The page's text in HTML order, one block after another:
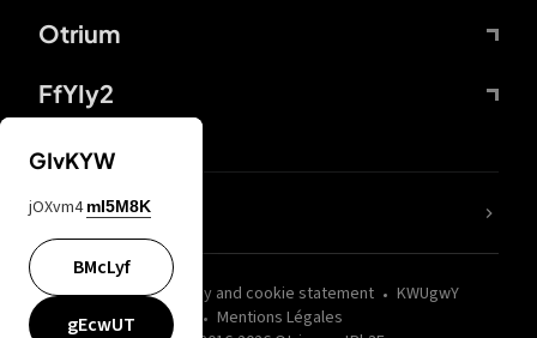
Otrium
FfYIy2
wZQPfd Privacy and cookie statement
KWUgwY
Mentions Légales
nLC6tu
GIvKYW
jOXvm4 mI5M8K
BMcLyf
gEcwUT